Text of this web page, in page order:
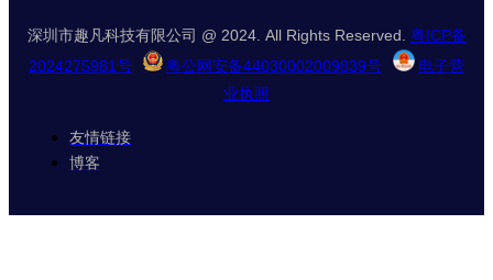
深圳市趣凡科技有限公司 @ 2024. All Rights Reserved. 粤ICP备
2024275981号
粤公网安备44030002009839号
电子营
业执照
友情链接
博客